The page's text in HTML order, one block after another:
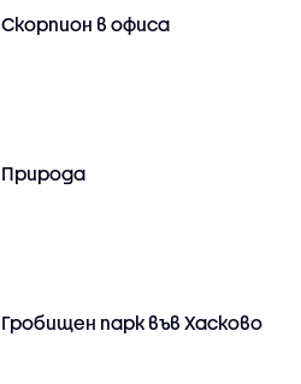
Скорпион в офиса
Природа
Гробищен парк във Хасково